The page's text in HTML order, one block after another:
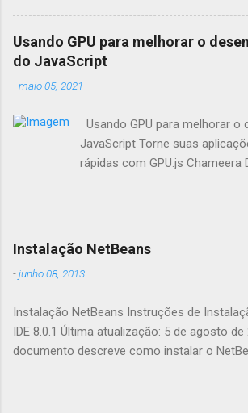
Usando GPU para melhorar o
do JavaScript
-maio 05, 2021
Usando GPU para melhorar o
JavaScript Torne suas
rápidas com GPU.js Chameera
oportunidades para melhorar
código. Mas você já pensou
desempenho? Este artigo irá
biblioteca de aceleração
GPU.js e mostrar-lhe como
que devemos usá-la? Fonte:
Instalação NetBeans
-junho 08, 2013
Instalação NetBeans Instruções de
IDE 8.0.1 Última atualização: 5 de agosto de
documento descreve como instalar o
8.0.1 para obter informações sobre os